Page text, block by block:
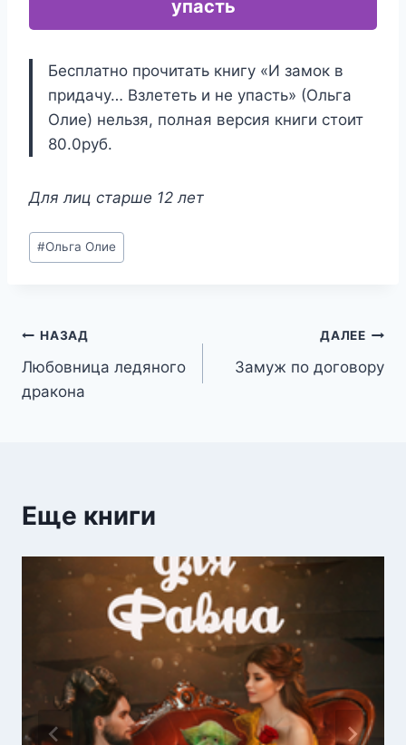
упасть
Бесплатно прочитать книгу «И замок в
придачу… Взлететь и не упасть» (Ольга
Олие) нельзя, полная версия книги стоит
80.0руб.
Для лиц старше 12 лет
Метки
записи:
#Ольга Олие
Навигация
по
НАЗАД
Любовница ледяного
дракона
ДАЛЕЕ
Замуж по договору
Еще книги